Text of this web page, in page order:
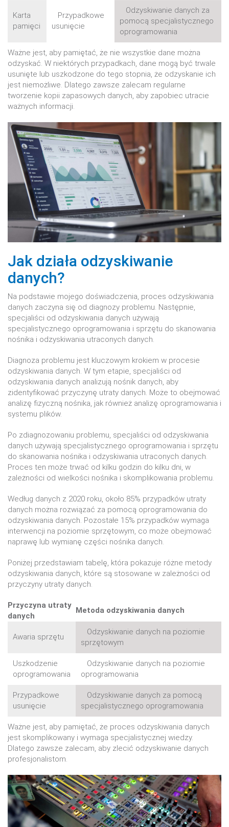
Karta
pamięci
Przypadkowe
usunięcie
Odzyskiwanie danych za
pomocą specjalistycznego
oprogramowania
Ważne jest, aby pamiętać, że nie wszystkie dane można
odzyskać. W niektórych przypadkach, dane mogą być trwale
usunięte lub uszkodzone do tego stopnia, że odzyskanie ich
jest niemożliwe. Dlatego zawsze zalecam regularne
tworzenie kopii zapasowych danych, aby zapobiec utracie
ważnych informacji.
Jak działa odzyskiwanie
danych?
Na podstawie mojego doświadczenia, proces odzyskiwania
danych zaczyna się od diagnozy problemu. Następnie,
specjaliści od odzyskiwania danych używają
specjalistycznego oprogramowania i sprzętu do skanowania
nośnika i odzyskiwania utraconych danych.
Diagnoza problemu jest kluczowym krokiem w procesie
odzyskiwania danych. W tym etapie, specjaliści od
odzyskiwania danych analizują nośnik danych, aby
zidentyfikować przyczynę utraty danych. Może to obejmować
analizę fizyczną nośnika, jak również analizę oprogramowania i
systemu plików.
Po zdiagnozowaniu problemu, specjaliści od odzyskiwania
danych używają specjalistycznego oprogramowania i sprzętu
do skanowania nośnika i odzyskiwania utraconych danych.
Proces ten może trwać od kilku godzin do kilku dni, w
zależności od wielkości nośnika i skomplikowania problemu.
Według danych z 2020 roku, około 85% przypadków utraty
danych można rozwiązać za pomocą oprogramowania do
odzyskiwania danych. Pozostałe 15% przypadków wymaga
interwencji na poziomie sprzętowym, co może obejmować
naprawę lub wymianę części nośnika danych.
Poniżej przedstawiam tabelę, która pokazuje różne metody
odzyskiwania danych, które są stosowane w zależności od
przyczyny utraty danych.
Przyczyna utraty
danych
Metoda odzyskiwania danych
Awaria sprzętu
Odzyskiwanie danych na poziomie
sprzętowym
Uszkodzenie
oprogramowania
Odzyskiwanie danych na poziomie
oprogramowania
Przypadkowe
usunięcie
Odzyskiwanie danych za pomocą
specjalistycznego oprogramowania
Ważne jest, aby pamiętać, że proces odzyskiwania danych
jest skomplikowany i wymaga specjalistycznej wiedzy.
Dlatego zawsze zalecam, aby zlecić odzyskiwanie danych
profesjonalistom.